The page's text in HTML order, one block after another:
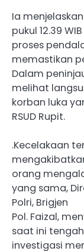
Ia
pukul 12.39
proses
memastikan
Dalam
melihat
korban luka
RSUD Rupit.
.Kecelakaan
orang
yang sama,
Polri, Brigjen
Pol. Faizal,
saat ini
investigasi